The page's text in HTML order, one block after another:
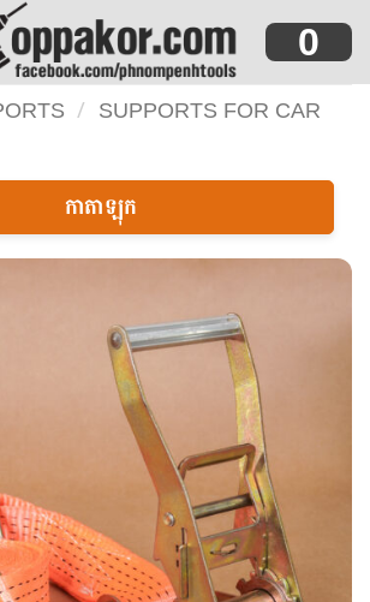
0
/ SUPPORTS FOR CAR
កាតាឡុក